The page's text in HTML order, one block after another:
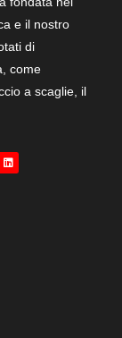
e il nostro
di
come
a scaglie, il